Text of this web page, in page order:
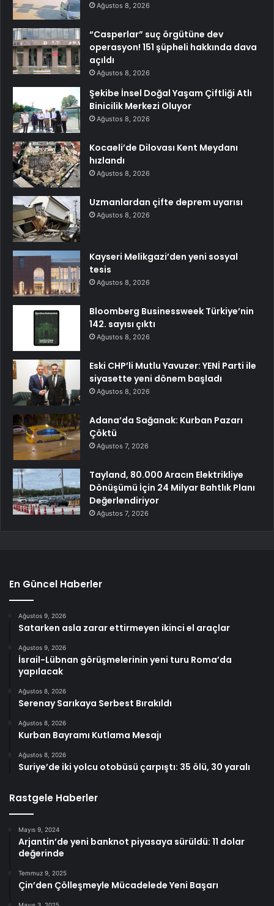
Ağustos 8, 2026
“Casperlar” suç örgütüne dev
operasyon! 151 şüpheli hakkında dava
açıldı
Ağustos 8, 2026
Şekibe İnsel Doğal Yaşam Çiftliği Atlı
Binicilik Merkezi Oluyor
Ağustos 8, 2026
Kocaeli’de Dilovası Kent Meydanı
hızlandı
Ağustos 8, 2026
Uzmanlardan çifte deprem uyarısı
Ağustos 8, 2026
Kayseri Melikgazi’den yeni sosyal
tesis
Ağustos 8, 2026
Bloomberg Businessweek Türkiye’nin
142. sayısı çıktı
Ağustos 8, 2026
Eski CHP’li Mutlu Yavuzer: YENİ Parti ile
siyasette yeni dönem başladı
Ağustos 8, 2026
Adana’da Sağanak: Kurban Pazarı
Çöktü
Ağustos 7, 2026
Tayland, 80.000 Aracın Elektrikliye
Dönüşümü İçin 24 Milyar Bahtlık Planı
Değerlendiriyor
Ağustos 7, 2026
En Güncel Haberler
Ağustos 9, 2026
Satarken asla zarar ettirmeyen ikinci el araçlar
Ağustos 9, 2026
İsrail-Lübnan görüşmelerinin yeni turu Roma’da
yapılacak
Ağustos 8, 2026
Serenay Sarıkaya Serbest Bırakıldı
Ağustos 8, 2026
Kurban Bayramı Kutlama Mesajı
Ağustos 8, 2026
Suriye’de iki yolcu otobüsü çarpıştı: 35 ölü, 30 yaralı
Rastgele Haberler
Mayıs 9, 2024
Arjantin’de yeni banknot piyasaya sürüldü: 11 dolar
değerinde
Temmuz 9, 2025
Çin’den Çölleşmeyle Mücadelede Yeni Başarı